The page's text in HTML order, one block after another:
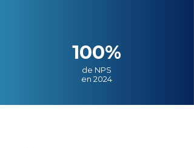
100%
de NPS
en 2024